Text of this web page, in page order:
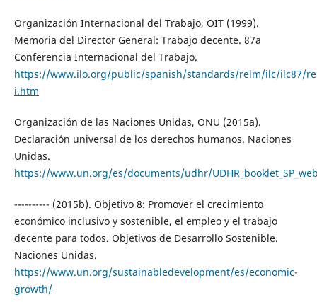
Organización Internacional del Trabajo, OIT (1999).
Memoria del Director General: Trabajo decente. 87a
Conferencia Internacional del Trabajo.
https://www.ilo.org/public/spanish/standards/relm/ilc/ilc87/
i.htm
Organización de las Naciones Unidas, ONU (2015a).
Declaración universal de los derechos humanos. Naciones
Unidas.
https://www.un.org/es/documents/udhr/
---------- (2015b). Objetivo 8: Promover el crecimiento
económico inclusivo y sostenible, el empleo y el trabajo
decente para todos. Objetivos de Desarrollo Sostenible.
Naciones Unidas.
https://www.un.org/sustainabledevelopment/es/economic-
growth/